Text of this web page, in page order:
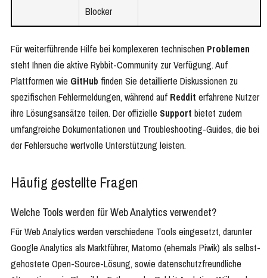
Blocker
Für weiterführende Hilfe bei komplexeren technischen Problemen
steht Ihnen die aktive Rybbit-Community zur Verfügung. Auf
Plattformen wie GitHub finden Sie detaillierte Diskussionen zu
spezifischen Fehlermeldungen, während auf Reddit erfahrene Nutzer
ihre Lösungsansätze teilen. Der offizielle Support bietet zudem
umfangreiche Dokumentationen und Troubleshooting-Guides, die bei
der Fehlersuche wertvolle Unterstützung leisten.
Häufig gestellte Fragen
Welche Tools werden für Web Analytics verwendet?
Für Web Analytics werden verschiedene Tools eingesetzt, darunter
Google Analytics als Marktführer, Matomo (ehemals Piwik) als selbst-
gehostete Open-Source-Lösung, sowie datenschutzfreundliche